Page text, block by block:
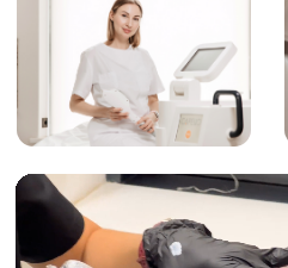
О центре
Цены
Косметология